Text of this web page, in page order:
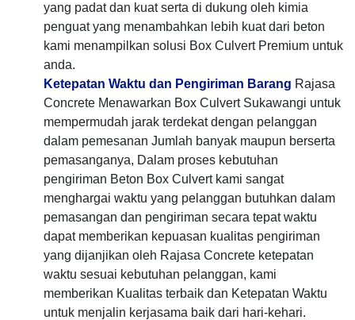
yang padat dan kuat serta di dukung oleh kimia
penguat yang menambahkan lebih kuat dari beton
kami menampilkan solusi Box Culvert Premium untuk
anda.
Ketepatan Waktu dan Pengiriman Barang Rajasa
Concrete Menawarkan Box Culvert Sukawangi untuk
mempermudah jarak terdekat dengan pelanggan
dalam pemesanan Jumlah banyak maupun berserta
pemasanganya, Dalam proses kebutuhan
pengiriman Beton Box Culvert kami sangat
menghargai waktu yang pelanggan butuhkan dalam
pemasangan dan pengiriman secara tepat waktu
dapat memberikan kepuasan kualitas pengiriman
yang dijanjikan oleh Rajasa Concrete ketepatan
waktu sesuai kebutuhan pelanggan, kami
memberikan Kualitas terbaik dan Ketepatan Waktu
untuk menjalin kerjasama baik dari hari-kehari.